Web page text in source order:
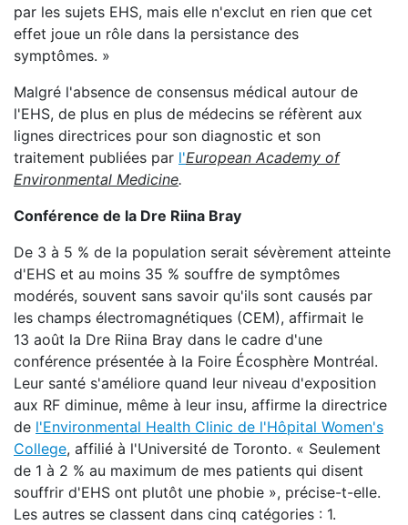
par les sujets EHS, mais elle n'exclut en rien que cet
effet joue un rôle dans la persistance des
symptômes. »
Malgré l'absence de consensus médical autour de
l'EHS, de plus en plus de médecins se réfèrent aux
lignes directrices pour son diagnostic et son
traitement publiées par l'European Academy of
Environmental Medicine.
Conférence de la Dre Riina Bray
De 3 à 5 % de la population serait sévèrement atteinte
d'EHS et au moins 35 % souffre de symptômes
modérés, souvent sans savoir qu'ils sont causés par
les champs électromagnétiques (CEM), affirmait le
13 août la Dre Riina Bray dans le cadre d'une
conférence présentée à la Foire Écosphère Montréal.
Leur santé s'améliore quand leur niveau d'exposition
aux RF diminue, même à leur insu, affirme la directrice
de l'Environmental Health Clinic de l'Hôpital Women's
College, affilié à l'Université de Toronto. « Seulement
de 1 à 2 % au maximum de mes patients qui disent
souffrir d'EHS ont plutôt une phobie », précise-t-elle.
Les autres se classent dans cinq catégories : 1.